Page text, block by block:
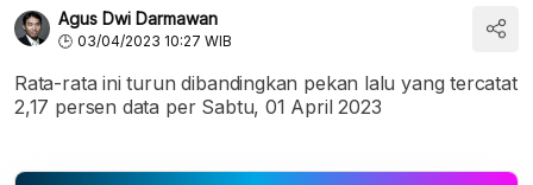
Agus Dwi Darmawan
03/04/2023 10:27 WIB
Rata-rata ini turun dibandingkan pekan lalu yang tercatat
2,17 persen data per Sabtu, 01 April 2023